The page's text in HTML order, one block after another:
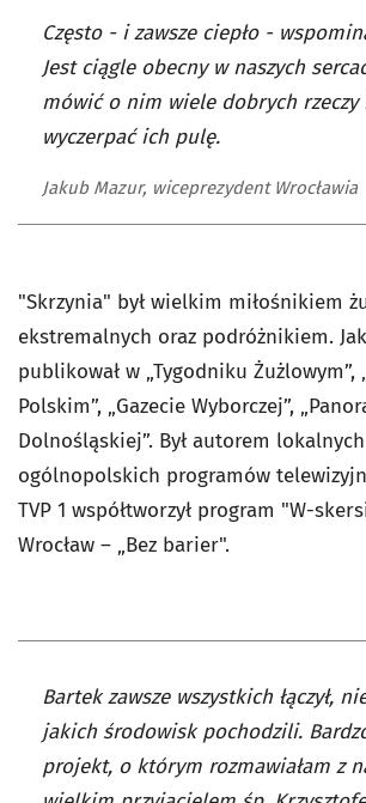
Często - i zawsze ciepło -
Jest ciągle obecny w naszych
mówić o nim wiele dobrych
wyczerpać ich pulę.
Jakub Mazur, wiceprezydent Wrocławia
"Skrzynia" był wielkim miłośnikiem
ekstremalnych oraz podróżnikiem.
publikował w „Tygodniku Żużlowym”,
Polskim”, „Gazecie Wyborczej”,
Dolnośląskiej”. Był autorem
ogólnopolskich programów
TVP 1 współtworzył program "W-
Wrocław – „Bez barier".
Bartek zawsze wszystkich łączył,
jakich środowisk pochodzili.
projekt, o którym rozmawiałam z